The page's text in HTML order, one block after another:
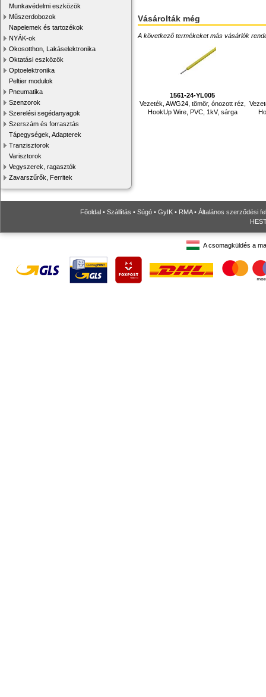
Munkavédelmi eszközök
Műszerdobozok
Napelemek és tartozékok
NYÁK-ok
Okosotthon, Lakáselektronika
Oktatási eszközök
Optoelektronika
Peltier modulok
Pneumatika
Szenzorok
Szerelési segédanyagok
Szerszám és forrasztás
Tápegységek, Adapterek
Tranzisztorok
Varisztorok
Vegyszerek, ragasztók
Zavarszűrők, Ferritek
Vásárolták még
A következő termékeket más vásárlók
1561-24-YL005
Vezeték, AWG24, tömör, ónozott réz,
HookUp Wire, PVC, 1kV, sárga
Főoldal • Szállítás • Súgó • GyIK • RMA• Általános szerződési
A csomagküldés a